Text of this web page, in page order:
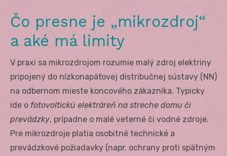
Čo presne je „mikrozdroj“
a aké má limity
V praxi sa mikrozdrojom rozumie malý zdroj elektriny
pripojený do nízkonapäťovej distribučnej sústavy (NN)
na odbernom mieste koncového zákazníka. Typicky
ide o fotovoltickú elektráreň na streche domu či
prevádzky, prípadne o malé veterné či vodné zdroje.
Pre mikrozdroje platia osobitné technické a
prevádzkové požiadavky (napr. ochrany proti spätným